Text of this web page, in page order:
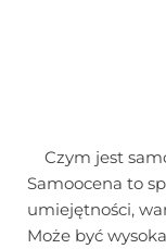
Czym jest
Samoocena to
umiejętności,
Może być